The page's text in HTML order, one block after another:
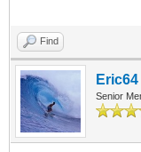
Find
Eric64
Senior